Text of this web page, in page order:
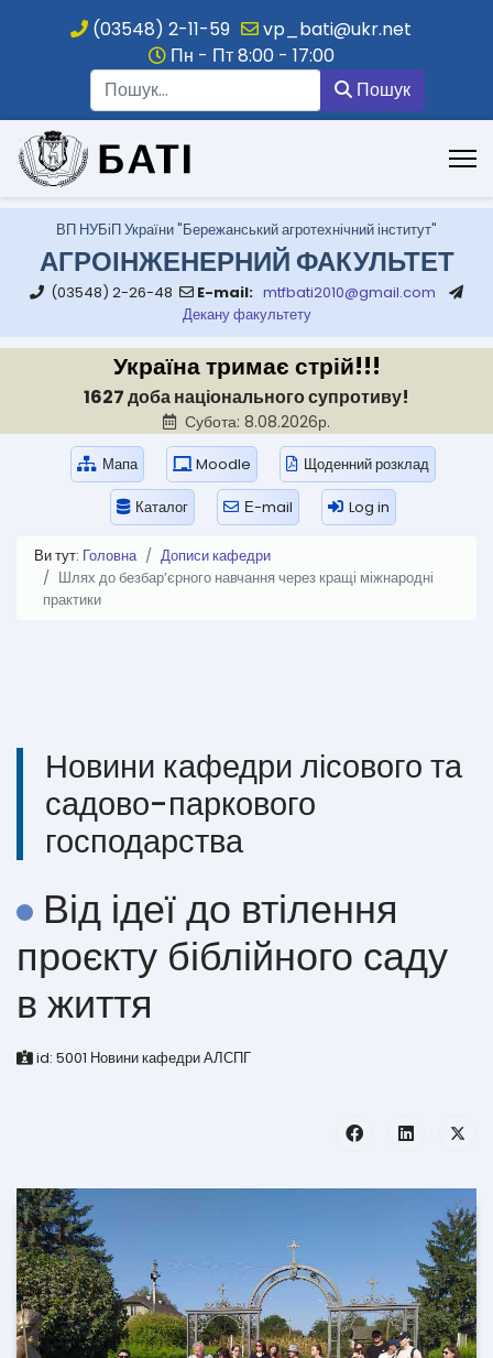
(03548) 2-11-59
vp_bati@ukr.net
Пн - Пт 8:00 - 17:00
Пошук
.
ВП НУБіП України "Бережанський агротехнічний інститут"
АГРОІНЖЕНЕРНИЙ ФАКУЛЬТЕТ
(03548) 2-26-48 E-mail: mtfbati2010@gmail.com
Декану факультету
Україна тримає стрій!!!
1627 доба національного супротиву!
Субота: 8.08.2026р.
Мапа Moodle Щоденний розклад
Каталог Е-mail Log in
Ви тут: Головна
Дописи кафедри
Шлях до безбар’єрного навчання через кращі міжнародні
практики
Новини кафедри лісового та
садово-паркового
господарства
Від ідеї до втілення
проєкту біблійного саду
в життя
id: 5001 Новини кафедри АЛСПГ